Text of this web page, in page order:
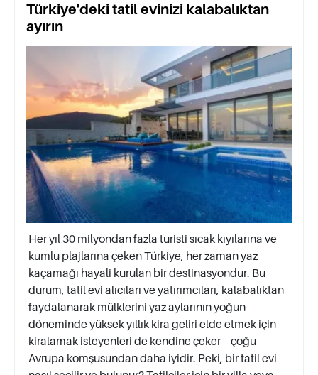
Türkiye'deki tatil evinizi kalabalıktan
ayırın
Her yıl 30 milyondan fazla turisti sıcak kıyılarına ve
kumlu plajlarına çeken Türkiye, her zaman yaz
kaçamağı hayali kurulan bir destinasyondur. Bu
durum, tatil evi alıcıları ve yatırımcıları, kalabalıktan
faydalanarak mülklerini yaz aylarının yoğun
döneminde yüksek yıllık kira geliri elde etmek için
kiralamak isteyenleri de kendine çeker – çoğu
Avrupa komşusundan daha iyidir. Peki, bir tatil evi